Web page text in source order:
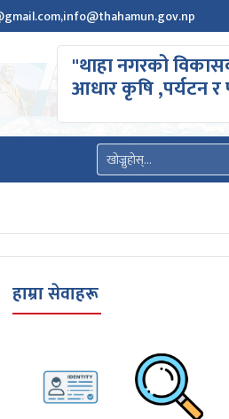
"थाहा नगरको
आधार कृषि ,पर्यटन र
खोज्नुहोस्
हाम्रा सेवाहरू